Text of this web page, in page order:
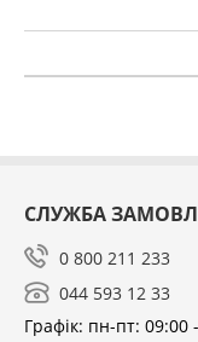
СЛУЖБА
0 800 211 233
044 593 12 33
Графік: пн-пт: 09:00